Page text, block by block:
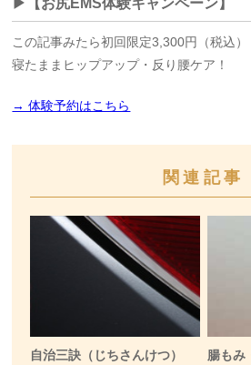
この記事みたら初回限定3,300円（税込）
寝たままヒップアップ・反り腰ケア！
→ 体験予約はこちら
関連記事
自治三訣（じちさんけつ）
腸もみ